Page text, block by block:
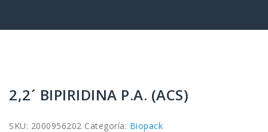
2,2´ BIPIRIDINA P.A. (ACS)
SKU: 2000956202 Categoría: Biopack